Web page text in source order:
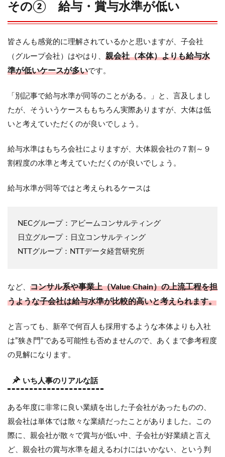
その② 給与・賞与水準が低い
皆さんも感覚的に理解されているかと思いますが、子会社
（グループ会社）はやはり、 親会社（本体）よりも給与水
準が低いケースが多いです。
「別記事で給与水準が同等のことがある。」と、言及しまし
たが、そういうケースももちろん実際ありますが、大体は低
いと考えていただくのが良いでしょう。
給与水準はもちろ会社によりますが、大体親会社の７割～９
割程度の水準と考えていただくのが良いでしょう。
給与水準が同等ではと考えられるケースは
NECグループ：アビームコンサルティング
日立グループ：日立コンサルティング
NTTグループ：NTTデータ経営研究所
など、 コンサル系や事業上（Value Chain）の上流工程を担
うような子会社は給与水準が比較的高いと考えられます。
と言っても、新卒で何百人も採用するような本体よりも入社
は”狭き門”である可能性も否めませんので、あくまで参考程度
の見解になります。
いち人事のリアルな話
ある年度に非常に良い業績を出した子会社があったものの、
親会社は単体では散々な業績だったことがありました。この
際に、親会社が散々で賞与が低い中、子会社が好業績と言え
ど、親会社の賞与水準を超えるわけにはいかない、という判